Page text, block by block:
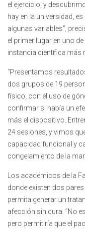
el ejercicio, y
hay en la universidad,
algunas variables”,
el primer lugar en uno
instancia científica más
“Presentamos
dos grupos de 19
físico, con el uso de
confirmar si había un
más el dispositivo.
24 sesiones, y vimos
capacidad funcional y
congelamiento de la
Los académicos de la
donde existen dos
permita generar un
afección sin cura. “No
pero permitiría que el